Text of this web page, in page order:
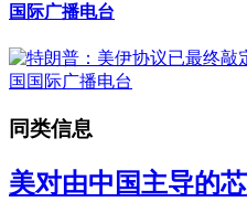
国际广播电台
同类信息
美对由中国主导的